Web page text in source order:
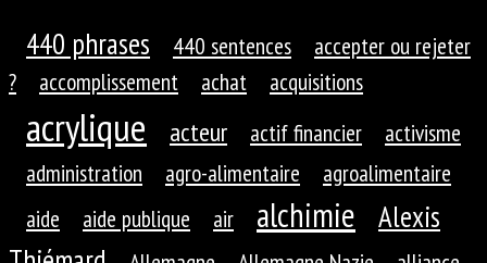
440 phrases 440 sentences
accepter ou rejeter
?
accomplissement achat acquisitions
acrylique acteur actif financier
activisme
administration
agro-alimentaire
agroalimentaire
aide
aide publique air alchimie
Alexis